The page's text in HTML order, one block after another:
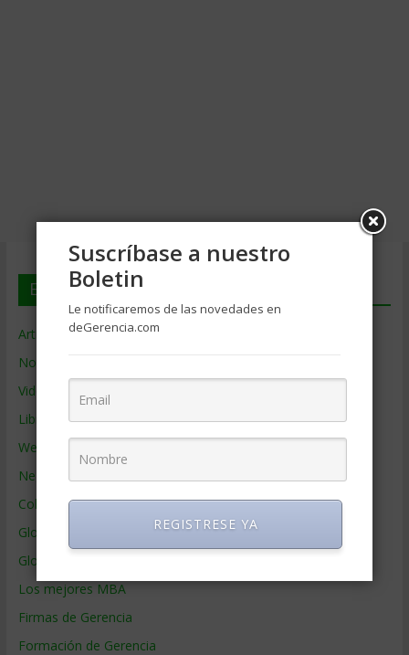
En deGerencia.com
Artículos de Gerencia
Noticias de Gerencia
Videos de Gerencia
Libros de Gerencia
Webs de Gerencia
Negocios por País
Colaboradores de Gerencia
Glosario
Glosario Inglés – Español
Los mejores MBA
Firmas de Gerencia
Formación de Gerencia
Suscríbase a nuestro
Boletin
Le notificaremos de las novedades en
deGerencia.com
REGISTRESE YA